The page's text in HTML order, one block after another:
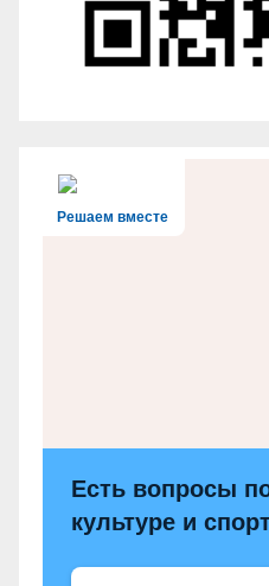
Решаем вместе
Есть вопросы
культуре и